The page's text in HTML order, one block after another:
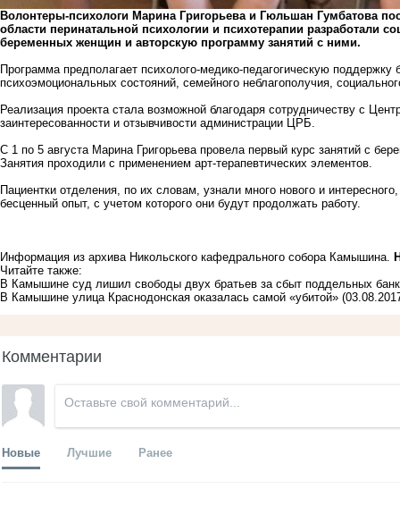
Волонтеры-психологи Марина Григорьева и Гюльшан Гумбатова
области перинатальной психологии и психотерапии разработали
беременных женщин и авторскую программу занятий с ними.
Программа предполагает психолого-медико-педагогическую
психоэмоциональных состояний, семейного неблагополучия,
Реализация проекта стала возможной благодаря сотрудничеству с
заинтересованности и отзывчивости администрации ЦРБ.
С 1 по 5 августа Марина Григорьева провела первый курс занятий с
Занятия проходили с применением арт-терапевтических элементов.
Пациентки отделения, по их словам, узнали много нового и
бесценный опыт, с учетом которого они будут продолжать работу.
Информация из архива Никольского кафедрального собора Камышина.
Читайте также:
В Камышине суд лишил свободы двух братьев за сбыт поддельных
В Камышине улица Краснодонская оказалась самой «убитой»
Комментарии
Новые Лучшие Ранее